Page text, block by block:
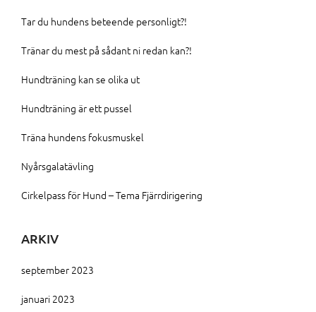
Tar du hundens beteende personligt?!
Tränar du mest på sådant ni redan kan?!
Hundträning kan se olika ut
Hundträning är ett pussel
Träna hundens fokusmuskel
Nyårsgalatävling
Cirkelpass för Hund – Tema Fjärrdirigering
ARKIV
september 2023
januari 2023